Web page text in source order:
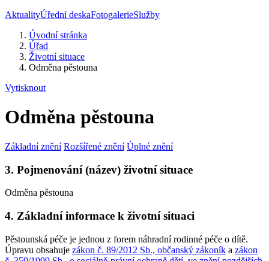
AktualityÚřední deskaFotogalerieSlužby
Úvodní stránka
Úřad
Životní situace
Odměna pěstouna
Vytisknout
Odměna pěstouna
Základní znění Rozšířené znění Úplné znění
3. Pojmenování (název) životní situace
Odměna pěstouna
4. Základní informace k životní situaci
Pěstounská péče je jednou z forem náhradní rodinné péče o dítě.
Úpravu obsahuje zákon č. 89/2012 Sb., občanský zákoník a zákon